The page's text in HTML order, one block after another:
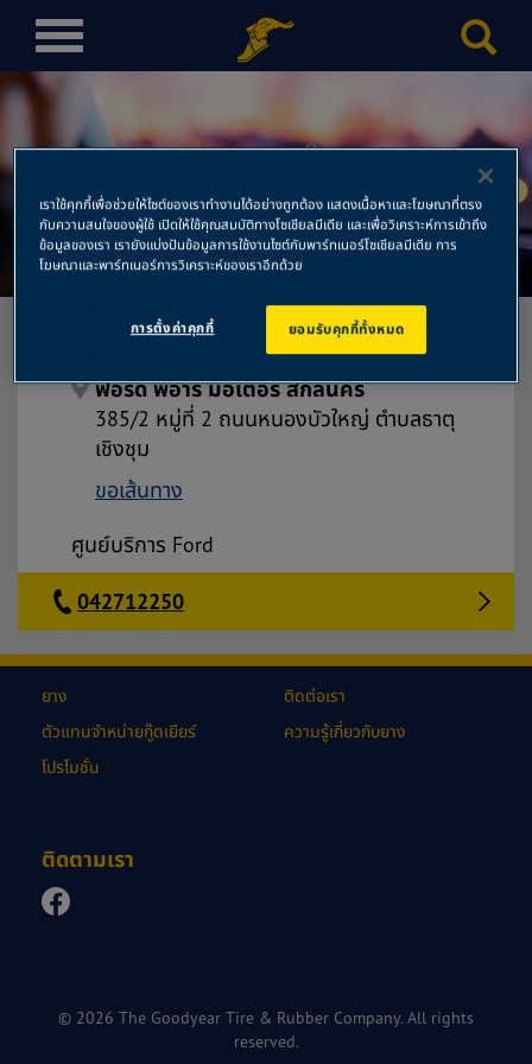
T
l
n
a
v
t
ฟอร์ด พีอาร์ มอเตอร์ สกลนคร
ฟอร์ด พีอาร์ มอเตอร์ สกลนคร
385/2 หมู่ที่ 2 ถนนหนองบัวใหญ่ ตำบลธาตุ
เชิงชุม
ขอเส้นทาง
ศูนย์บริการ Ford
042712250
ยาง
ตัวแทนจำหน่ายกู๊ดเยียร์
โปรโมชั่น
ติดต่อเรา
ความรู้เกี่ยวกับยาง
ติดตามเรา
© 2026 The Goodyear Tire & Rubber Company. All rights
reserved.
เราใช้คุกกี้เพื่อช่วยให้ไซต์ของเราทำงานได้อย่างถูกต้อง แสดงเนื้อหาและโฆษณาที่ตรง
กับความสนใจของผู้ใช้ เปิดให้ใช้คุณสมบัติทางโซเชียลมีเดีย และเพื่อวิเคราะห์การเข้าถึง
ข้อมูลของเรา เรายังแบ่งปันข้อมูลการใช้งานไซต์กับพาร์ทเนอร์โซเชียลมีเดีย การ
โฆษณาและพาร์ทเนอร์การวิเคราะห์ของเราอีกด้วย
ยอมรับคุกกี้ทั้งหมด
การตั้งค่าคุกกี้